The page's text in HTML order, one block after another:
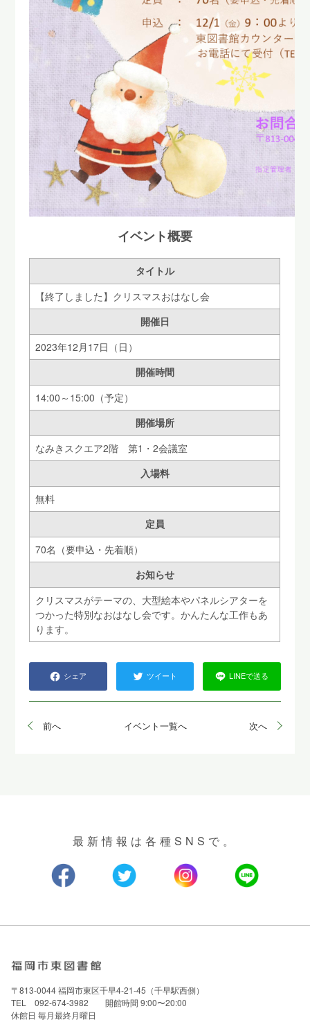
イベント概要
タイトル
【終了しました】クリスマスおはなし会
開催日
2023年12月17日（日）
開催時間
14:00～15:00（予定）
開催場所
なみきスクエア2階 第1・2会議室
入場料
無料
定員
70名（要申込・先着順）
お知らせ
クリスマスがテーマの、大型絵本やパネルシアターを
つかった特別なおはなし会です。かんたんな工作もあ
ります。
シェア ツイート LINEで送る
前へ イベント一覧へ 次へ
最新情報は各種SNSで。
〒813-0044 福岡市東区千早4-21-45（千早駅西側）
TEL 092-674-3982 開館時間 9:00〜20:00
休館日 毎月最終月曜日